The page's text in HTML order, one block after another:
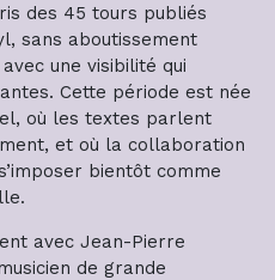
des 45 tours publiés
sans aboutissement
une visibilité qui
Cette période est née
où les textes parlent
et où la collaboration
bientôt comme
avec Jean-Pierre
de grande